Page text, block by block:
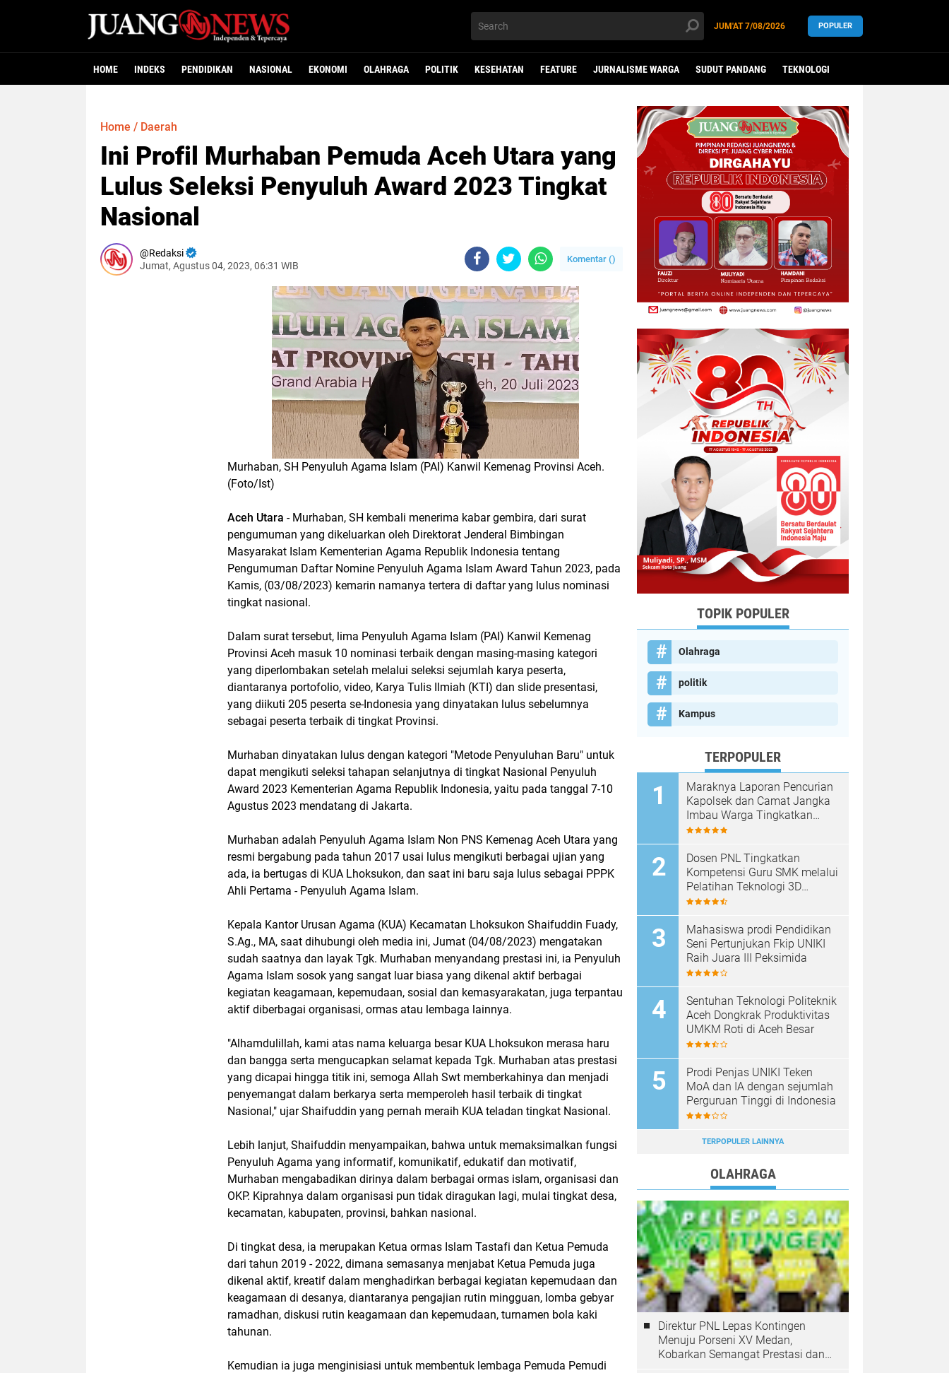
JUM'AT7/08/2026 POPULER
HOME INDEKS PENDIDIKAN NASIONAL EKONOMI OLAHRAGA POLITIK KESEHATAN FEATURE JURNALISME WARGA SUDUT PANDANG TEKNOLOGI
Home / Daerah
Ini Profil Murhaban Pemuda Aceh Utara yang
Lulus Seleksi Penyuluh Award 2023 Tingkat
Nasional
Redaksi
Jumat, Agustus 04, 2023, 06:31 WIB
Komentar ()
Murhaban, SH Penyuluh Agama Islam (PAI) Kanwil Kemenag Provinsi Aceh.
(Foto/Ist)
Aceh Utara - Murhaban, SH kembali menerima kabar gembira, dari surat
pengumuman yang dikeluarkan oleh Direktorat Jenderal Bimbingan
Masyarakat Islam Kementerian Agama Republik Indonesia tentang
Pengumuman Daftar Nomine Penyuluh Agama Islam Award Tahun 2023, pada
Kamis, (03/08/2023) kemarin namanya tertera di daftar yang lulus nominasi
tingkat nasional.
Dalam surat tersebut, lima Penyuluh Agama Islam (PAI) Kanwil Kemenag
Provinsi Aceh masuk 10 nominasi terbaik dengan masing-masing kategori
yang diperlombakan setelah melalui seleksi sejumlah karya peserta,
diantaranya portofolio, video, Karya Tulis Ilmiah (KTI) dan slide presentasi,
yang diikuti 205 peserta se-Indonesia yang dinyatakan lulus sebelumnya
sebagai peserta terbaik di tingkat Provinsi.
Murhaban dinyatakan lulus dengan kategori "Metode Penyuluhan Baru" untuk
dapat mengikuti seleksi tahapan selanjutnya di tingkat Nasional Penyuluh
Award 2023 Kementerian Agama Republik Indonesia, yaitu pada tanggal 7-10
Agustus 2023 mendatang di Jakarta.
Murhaban adalah Penyuluh Agama Islam Non PNS Kemenag Aceh Utara yang
resmi bergabung pada tahun 2017 usai lulus mengikuti berbagai ujian yang
ada, ia bertugas di KUA Lhoksukon, dan saat ini baru saja lulus sebagai PPPK
Ahli Pertama - Penyuluh Agama Islam.
Kepala Kantor Urusan Agama (KUA) Kecamatan Lhoksukon Shaifuddin Fuady,
S.Ag., MA, saat dihubungi oleh media ini, Jumat (04/08/2023) mengatakan
sudah saatnya dan layak Tgk. Murhaban menyandang prestasi ini, ia Penyuluh
Agama Islam sosok yang sangat luar biasa yang dikenal aktif berbagai
kegiatan keagamaan, kepemudaan, sosial dan kemasyarakatan, juga terpantau
aktif diberbagai organisasi, ormas atau lembaga lainnya.
"Alhamdulillah, kami atas nama keluarga besar KUA Lhoksukon merasa haru
dan bangga serta mengucapkan selamat kepada Tgk. Murhaban atas prestasi
yang dicapai hingga titik ini, semoga Allah Swt memberkahinya dan menjadi
penyemangat dalam berkarya serta memperoleh hasil terbaik di tingkat
Nasional," ujar Shaifuddin yang pernah meraih KUA teladan tingkat Nasional.
Lebih lanjut, Shaifuddin menyampaikan, bahwa untuk memaksimalkan fungsi
Penyuluh Agama yang informatif, komunikatif, edukatif dan motivatif,
Murhaban mengabadikan dirinya dalam berbagai ormas islam, organisasi dan
OKP. Kiprahnya dalam organisasi pun tidak diragukan lagi, mulai tingkat desa,
kecamatan, kabupaten, provinsi, bahkan nasional.
Di tingkat desa, ia merupakan Ketua ormas Islam Tastafi dan Ketua Pemuda
dari tahun 2019 - 2022, dimana semasanya menjabat Ketua Pemuda juga
dikenal aktif, kreatif dalam menghadirkan berbagai kegiatan kepemudaan dan
keagamaan di desanya, diantaranya pengajian rutin mingguan, lomba gebyar
ramadhan, diskusi rutin keagamaan dan kepemudaan, turnamen bola kaki
tahunan.
Kemudian ia juga menginisiasi untuk membentuk lembaga Pemuda Pemudi
TOPIK POPULER
Olahraga
politik
Kampus
TERPOPULER
Maraknya Laporan Pencurian
Kapolsek dan Camat Jangka
Imbau Warga Tingkatkan
Kewaspadaan
Dosen PNL Tingkatkan
Kompetensi Guru SMK melalui
Pelatihan Teknologi 3D
Printing
Mahasiswa prodi Pendidikan
Seni Pertunjukan Fkip UNIKI
Raih Juara III Peksimida
Sentuhan Teknologi Politeknik
Aceh Dongkrak Produktivitas
UMKM Roti di Aceh Besar
Prodi Penjas UNIKI Teken
MoA dan IA dengan sejumlah
Perguruan Tinggi di Indonesia
TERPOPULER LAINNYA
OLAHRAGA
Direktur PNL Lepas Kontingen
Menuju Porseni XV Medan,
Kobarkan Semangat Prestasi dan